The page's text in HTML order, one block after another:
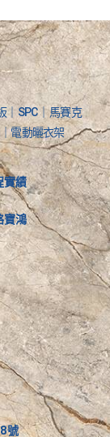
｜SPC｜馬賽克
電動曬衣架
實績
寶鴻
號